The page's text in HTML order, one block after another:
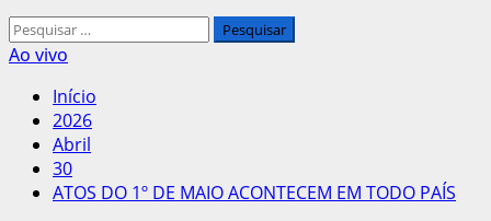
Pesquisar
por:
Ao vivo
Início
2026
Abril
30
ATOS DO 1º DE MAIO ACONTECEM EM TODO PAÍS